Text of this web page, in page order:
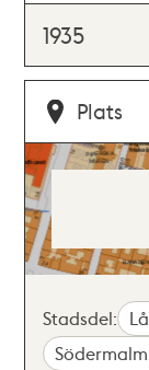
1935
Plats
Stadsdel:
Södermalm